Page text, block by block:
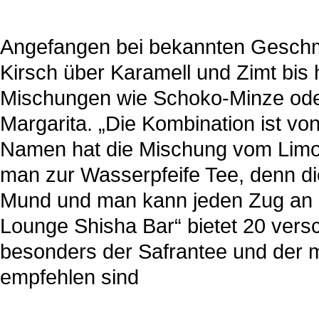
Angefangen bei bekannten
Kirsch über Karamell und Zimt
Mischungen wie Schoko-Minze
Margarita. „Die Kombination ist
Namen hat die Mischung vom
man zur Wasserpfeife Tee, denn
Mund und man kann jeden Zug
Lounge Shisha Bar“ bietet 20
besonders der Safrantee und der
empfehlen sind